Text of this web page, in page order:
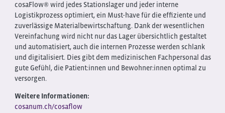
cosaFlow® wird jedes Stationslager und jeder interne
Logistikprozess optimiert, ein Must-have für die effiziente und
zuverlässige Materialbewirtschaftung. Dank der wesentlichen
Vereinfachung wird nicht nur das Lager übersichtlich gestaltet
und automatisiert, auch die internen Prozesse werden schlank
und digitalisiert. Dies gibt dem medizinischen Fachpersonal das
gute Gefühl, die Patient:innen und Bewohner:innen optimal zu
versorgen.
Weitere Informationen:
cosanum.ch/cosaflow